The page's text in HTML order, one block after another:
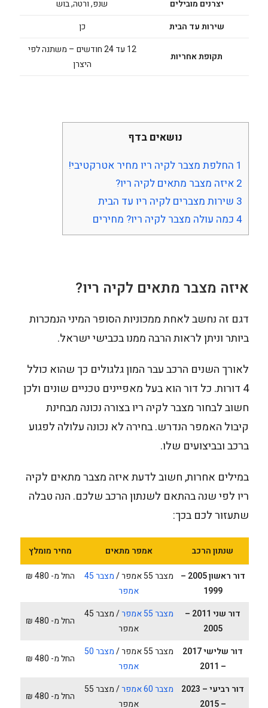
יצרנים מובילים
שנפ, ורטה, בוש
שירות עד הבית
כן
תקופת אחריות
12 עד 24 חודשים – משתנה לפי
היצרן
נושאים בדף
1 החלפת מצבר לקיה ריו מחיר אטרקטיבי!
2 איזה מצבר מתאים לקיה ריו?
3 שירות מצברים לקיה ריו עד הבית
4 כמה עולה מצבר לקיה ריו? מחירים
איזה מצבר מתאים לקיה ריו?
דגם זה נחשב לאחת ממכוניות הסופר המיני הנמכרות
ביותר וניתן לראות הרבה ממנו בכבישי ישראל.
לאורך השנים הרכב עבר המון גלגולים כך שהוא כולל
4 דורות. כל דור הוא בעל מאפיינים טכניים שונים ולכן
חשוב לבחור מצבר לקיה ריו בצורה נכונה מבחינת
קיבול האמפר הנדרש. בחירה לא נכונה עלולה לפגוע
ברכב ובביצועים שלו.
במילים אחרות, חשוב לדעת איזה מצבר מתאים לקיה
ריו לפי שנה בהתאם לשנתון הרכב שלכם. הנה טבלה
שתעזור לכם בכך:
שנתון הרכב אמפר מתאים
מחיר מומלץ
דור ראשון 2005 –
1999
מצבר 55 אמפר /
מצבר 45
אמפר
החל מ- 480 ₪
דור שני 2011 –
2005
מצבר 55 אמפר
/ מצבר 45
אמפר
החל מ- 480 ₪
דור שלישי 2017
– 2011
מצבר 55 אמפר /
מצבר 50
אמפר
החל מ- 480 ₪
דור רביעי – 2023
– 2015
מצבר 60 אמפר
/ מצבר 55
אמפר
החל מ- 480 ₪